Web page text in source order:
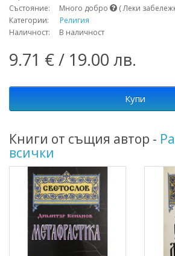
Състояние: Много добро
( Леки
Категории: Религия
Наличност: В наличност
9.71 € / 19.00 лв.
Купи
Книги от същия автор -
всички